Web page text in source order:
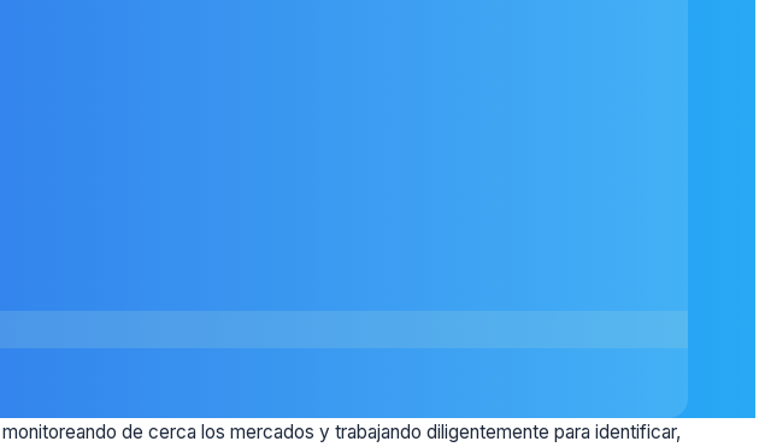
de cerca los mercados y trabajando diligentemente para identificar,